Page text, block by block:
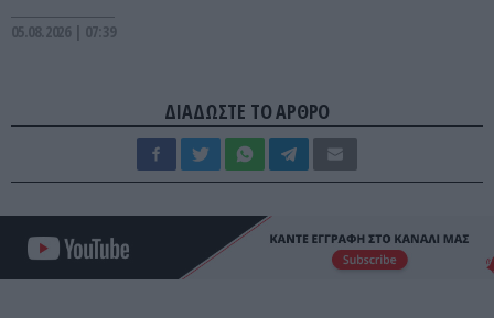
05.08.2026 | 07:39
ΔΙΑΔΩΣΤΕ ΤΟ ΑΡΘΡΟ